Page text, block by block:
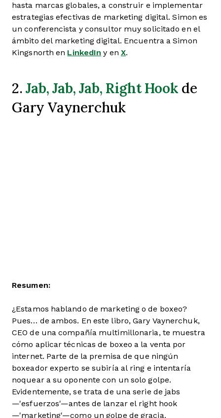
hasta marcas globales, a construir e implementar
estrategias efectivas de marketing digital. Simon es
un conferencista y consultor muy solicitado en el
ámbito del marketing digital. Encuentra a Simon
Kingsnorth en LinkedIn y en X.
2.Jab, Jab, Jab, Right Hook de
Gary Vaynerchuk
Resumen:
¿Estamos hablando de marketing o de boxeo?
Pues… de ambos. En este libro, Gary Vaynerchuk,
CEO de una compañía multimillonaria, te muestra
cómo aplicar técnicas de boxeo a la venta por
internet. Parte de la premisa de que ningún
boxeador experto se subiría al ring e intentaría
noquear a su oponente con un solo golpe.
Evidentemente, se trata de una serie de jabs
—'esfuerzos'—antes de lanzar el right hook
—'marketing'—como un golpe de gracia.